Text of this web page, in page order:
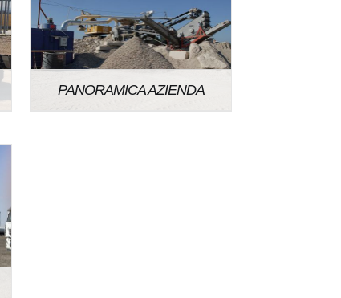
PANORAMICA AZIENDA